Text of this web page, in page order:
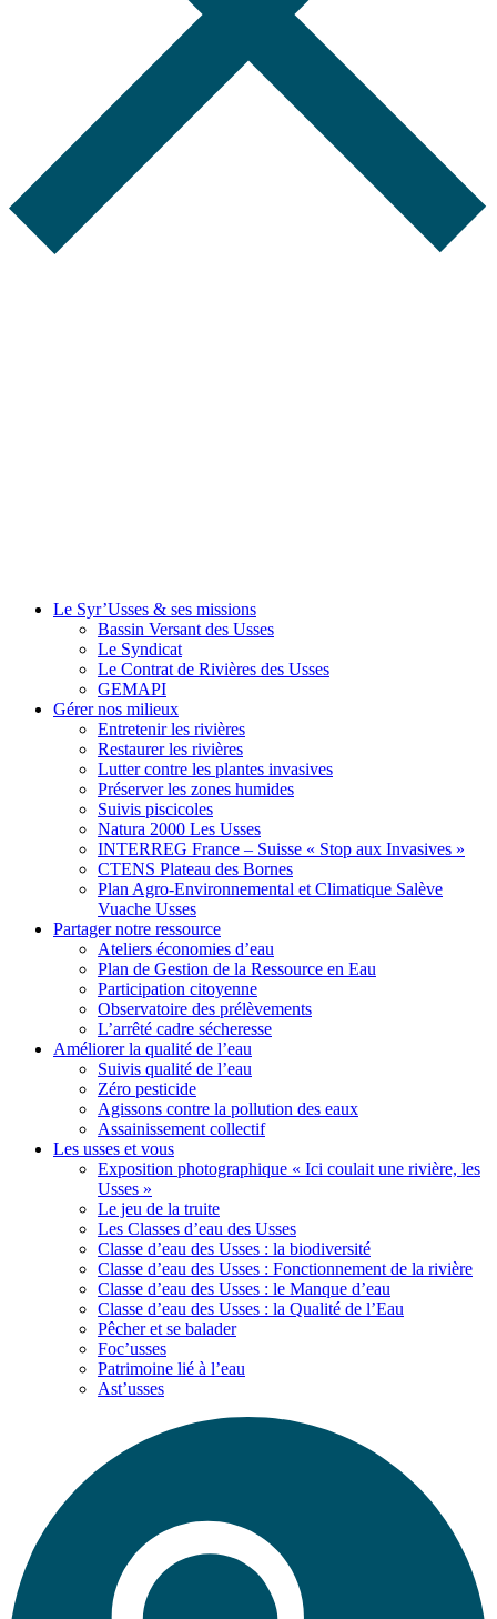
Le Syr’Usses & ses missions
Bassin Versant des Usses
Le Syndicat
Le Contrat de Rivières des Usses
GEMAPI
Gérernos milieux
Entretenir les rivières
Restaurer les rivières
Lutter contre les plantes invasives
Préserver les zones humides
Suivis piscicoles
Natura 2000 Les Usses
INTERREG France – Suisse « Stop aux Invasives »
CTENS Plateau des Bornes
Plan Agro-Environnemental et Climatique Salève
Vuache Usses
Partagernotre ressource
Ateliers économies d’eau
Plan de Gestion de la Ressource en Eau
Participation citoyenne
Observatoire des prélèvements
L’arrêté cadre sécheresse
Améliorerla qualité de l’eau
Suivis qualité de l’eau
Zéro pesticide
Agissons contre la pollution des eaux
Assainissement collectif
Les usses et vous
Exposition photographique « Ici coulait une rivière, les
Usses »
Le jeu de la truite
Les Classes d’eau des Usses
Classe d’eau des Usses : la biodiversité
Classe d’eau des Usses : Fonctionnement de la rivière
Classe d’eau des Usses : le Manque d’eau
Classe d’eau des Usses : la Qualité de l’Eau
Pêcher et se balader
Foc’usses
Patrimoine lié à l’eau
Ast’usses